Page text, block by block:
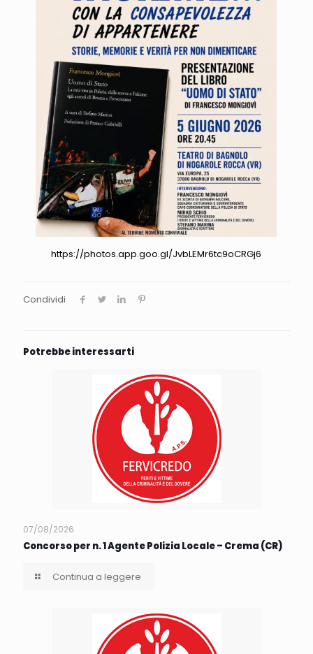
https://photos.app.goo.gl/JvbLEMr6tc9oCRGj6
Condividi
Potrebbe interessarti
07/08/2026
Concorso per n. 1 Agente Polizia Locale – Crema (CR)
Continua a leggere